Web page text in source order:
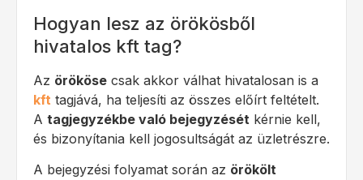
Hogyan lesz az örökösből
hivatalos kft tag?
Az örököse csak akkor válhat hivatalosan is a
kft tagjává, ha teljesíti az összes előírt feltételt.
A tagjegyzékbe való bejegyzését kérnie kell,
és bizonyítania kell jogosultságát az üzletrészre.
A bejegyzési folyamat során az örökölt